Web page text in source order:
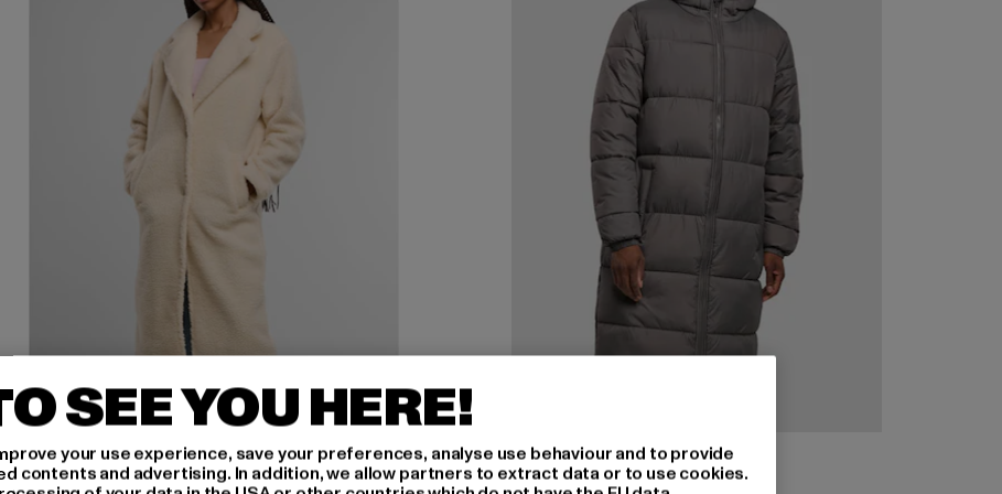
URBAN CLASSICS
Ladies Teddy Long
URBAN CLASSICS
Mens Long Puffer Coat
SEE YOU HERE!
your use experience, save your preferences, analyse use behaviour and to provide
contents and advertising. In addition, we allow partners to extract data or to use cookies.